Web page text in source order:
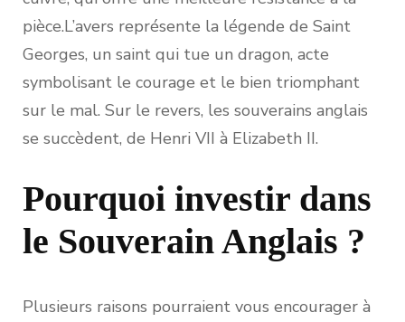
pièce.L’avers représente la légende de Saint
Georges, un saint qui tue un dragon, acte
symbolisant le courage et le bien triomphant
sur le mal. Sur le revers, les souverains anglais
se succèdent, de Henri VII à Elizabeth II.
Pourquoi investir dans
le Souverain Anglais ?
Plusieurs raisons pourraient vous encourager à